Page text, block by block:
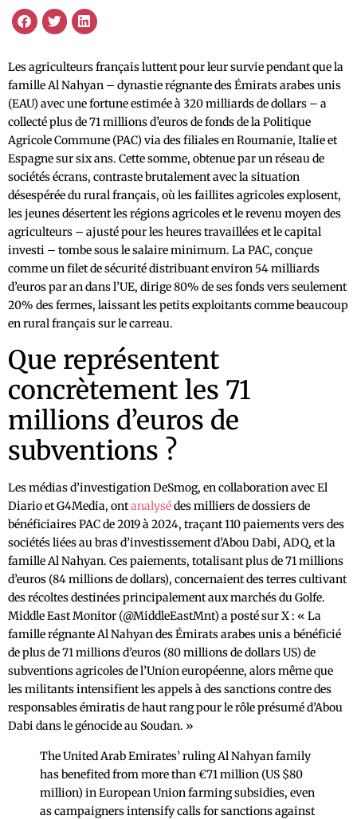
Les agriculteurs français luttent pour leur survie pendant que la
famille Al Nahyan – dynastie régnante des Émirats arabes unis
(EAU) avec une fortune estimée à 320 milliards de dollars – a
collecté plus de 71 millions d’euros de fonds de la Politique
Agricole Commune (PAC) via des filiales en Roumanie, Italie et
Espagne sur six ans. Cette somme, obtenue par un réseau de
sociétés écrans, contraste brutalement avec la situation
désespérée du rural français, où les faillites agricoles explosent,
les jeunes désertent les régions agricoles et le revenu moyen des
agriculteurs – ajusté pour les heures travaillées et le capital
investi – tombe sous le salaire minimum. La PAC, conçue
comme un filet de sécurité distribuant environ 54 milliards
d’euros par an dans l’UE, dirige 80% de ses fonds vers seulement
20% des fermes, laissant les petits exploitants comme beaucoup
en rural français sur le carreau.
Que représentent
concrètement les 71
millions d’euros de
subventions ?
Les médias d’investigation DeSmog, en collaboration avec El
Diario et G4Media, ontanalysédes milliers de dossiers de
bénéficiaires PAC de 2019 à 2024, traçant 110 paiements vers des
sociétés liées au bras d’investissement d’Abou Dabi, ADQ, et la
famille Al Nahyan. Ces paiements, totalisant plus de 71 millions
d’euros (84 millions de dollars), concernaient des terres cultivant
des récoltes destinées principalement aux marchés du Golfe.
Middle East Monitor (@MiddleEastMnt) a posté sur X : « La
famille régnante Al Nahyan des Émirats arabes unis a bénéficié
de plus de 71 millions d’euros (80 millions de dollars US) de
subventions agricoles de l’Union européenne, alors même que
les militants intensifient les appels à des sanctions contre des
responsables émiratis de haut rang pour le rôle présumé d’Abou
Dabi dans le génocide au Soudan. »
The United Arab Emirates’ ruling Al Nahyan family
has benefited from more than €71 million (US $80
million) in European Union farming subsidies, even
as campaigners intensify calls for sanctions against